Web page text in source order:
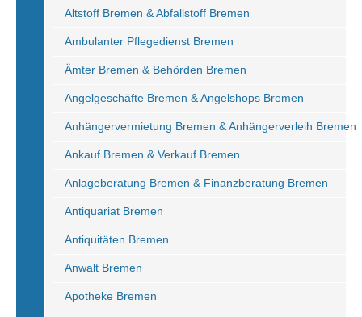
Altstoff Bremen & Abfallstoff Bremen
Ambulanter Pflegedienst Bremen
Ämter Bremen & Behörden Bremen
Angelgeschäfte Bremen & Angelshops Bremen
Anhängervermietung Bremen & Anhängerverleih Bremen
Ankauf Bremen & Verkauf Bremen
Anlageberatung Bremen & Finanzberatung Bremen
Antiquariat Bremen
Antiquitäten Bremen
Anwalt Bremen
Apotheke Bremen